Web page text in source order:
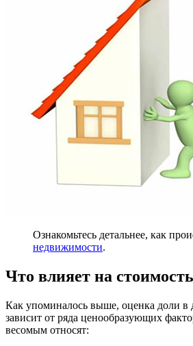
Ознакомьтесь детальнее, как
недвижимости.
Что влияет на
Как упоминалось выше, оценка доли в
зависит от ряда ценообразующих
весомым относят: